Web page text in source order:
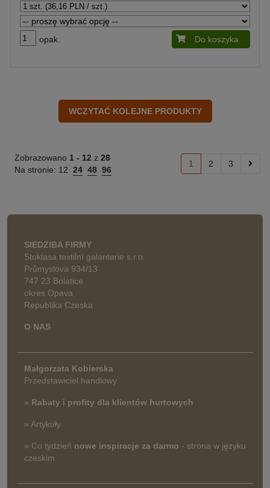
opak. Do koszyka
Zobrazowano 1 - 12 z 28
Na stronie: 12 24 48 96
1 2 3
SIEDZIBA FIRMY
Stoklasa textilní galanterie s.r.o.
Průmyslová 934/13
747 23 Bolatice
okres Opava
Republika Czeska
O NAS
Małgorzata Kobierska
Przedstawiciel handlowy
» Rabaty i profity dla klientów hurtowych
» Artykuły
» Co tydzień nowe inspiracje za darmo - strona w języku
czeskim